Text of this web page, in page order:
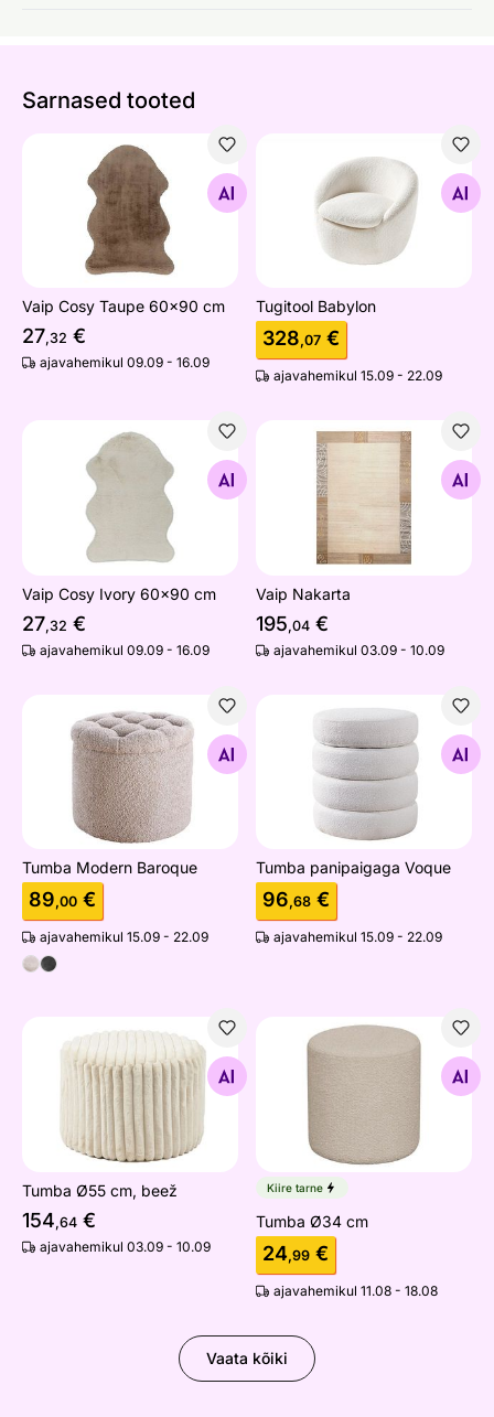
Sarnased tooted
Vaip Cosy Taupe 60x90 cm
Otsi sarnaseid
Vaip Cosy Taupe 60x90 cm
27,32 €
ajavahemikul 09.09 - 16.09
Tugitool Babylon
Otsi sarnaseid
Tugitool Babylon
328,07 €
ajavahemikul 15.09 - 22.09
Vaip Cosy Ivory 60x90 cm
Otsi sarnaseid
Vaip Cosy Ivory 60x90 cm
27,32 €
ajavahemikul 09.09 - 16.09
Vaip Nakarta
Otsi sarnaseid
Vaip Nakarta
195,04 €
ajavahemikul 03.09 - 10.09
Tumba Modern Baroque
Otsi sarnaseid
Tumba Modern Baroque
89,00 €
ajavahemikul 15.09 - 22.09
Tumba panipaigaga Voque
Otsi sarnaseid
Tumba panipaigaga Voque
96,68 €
ajavahemikul 15.09 - 22.09
Tumba Ø55 cm, beež
Otsi sarnaseid
Tumba Ø55 cm, beež
154,64 €
ajavahemikul 03.09 - 10.09
Tumba Ø34 cm
Kiire tarne
Tumba Ø34 cm
24,99 €
ajavahemikul 11.08 - 18.08
Vaata kõiki